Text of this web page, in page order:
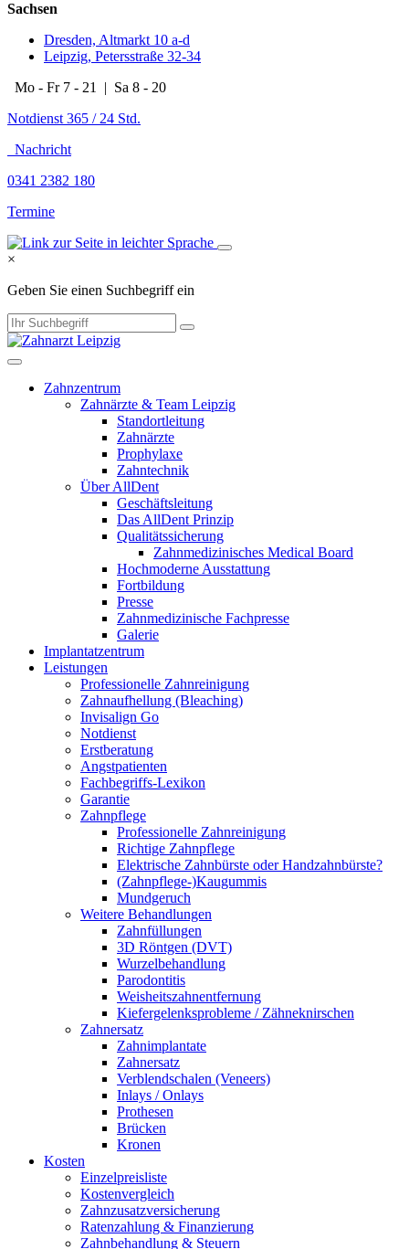
Sachsen
Dresden, Altmarkt 10 a-d
Leipzig, Petersstraße 32-34
Mo - Fr 7 - 21 | Sa 8 - 20
Notdienst 365 / 24 Std.
Nachricht
0341 2382 180
Termine
×
Geben Sie einen Suchbegriff ein
Zahnzentrum
Zahnärzte & Team Leipzig
Standortleitung
Zahnärzte
Prophylaxe
Zahntechnik
Über AllDent
Geschäftsleitung
Das AllDent Prinzip
Qualitätssicherung
Zahnmedizinisches Medical Board
Hochmoderne Ausstattung
Fortbildung
Presse
Zahnmedizinische Fachpresse
Galerie
Implantatzentrum
Leistungen
Professionelle Zahnreinigung
Zahnaufhellung (Bleaching)
Invisalign Go
Notdienst
Erstberatung
Angstpatienten
Fachbegriffs-Lexikon
Garantie
Zahnpflege
Professionelle Zahnreinigung
Richtige Zahnpflege
Elektrische Zahnbürste oder Handzahnbürste?
(Zahnpflege-)Kaugummis
Mundgeruch
Weitere Behandlungen
Zahnfüllungen
3D Röntgen (DVT)
Wurzelbehandlung
Parodontitis
Weisheitszahnentfernung
Kiefergelenksprobleme / Zähneknirschen
Zahnersatz
Zahnimplantate
Zahnersatz
Verblendschalen (Veneers)
Inlays / Onlays
Prothesen
Brücken
Kronen
Kosten
Einzelpreisliste
Kostenvergleich
Zahnzusatzversicherung
Ratenzahlung & Finanzierung
Zahnbehandlung & Steuern